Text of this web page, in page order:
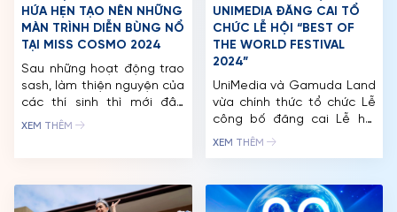
TRANG CHỦ
MCO
CUỘC THI
TIN TỨC & THƯ VIỆN
ĐỐI TÁC
HỨA HẸN TẠO NÊN NHỮNG
MÀN TRÌNH DIỄN BÙNG NỔ
TẠI MISS COSMO 2024
Sau những hoạt động trao
sash, làm thiện nguyện của
các thí sinh thì mới đây,
Miss Cosmo tiếp tục gây
phối, lên ý tưởng ở đêm thi
Trang phục dân tộc, show
XEM THÊM
UNIMEDIA ĐĂNG CAI TỔ
CHỨC LỄ HỘI “BEST OF
THE WORLD FESTIVAL
2024”
UniMedia và Gamuda Land
​​vừa chính thức tổ chức Lễ
công bố đăng cai Lễ hội
“BEST OF THE WORLD
Land sẽ là đơn vị đăng cai
và đồng tổ chức lễ hội
XEM THÊM